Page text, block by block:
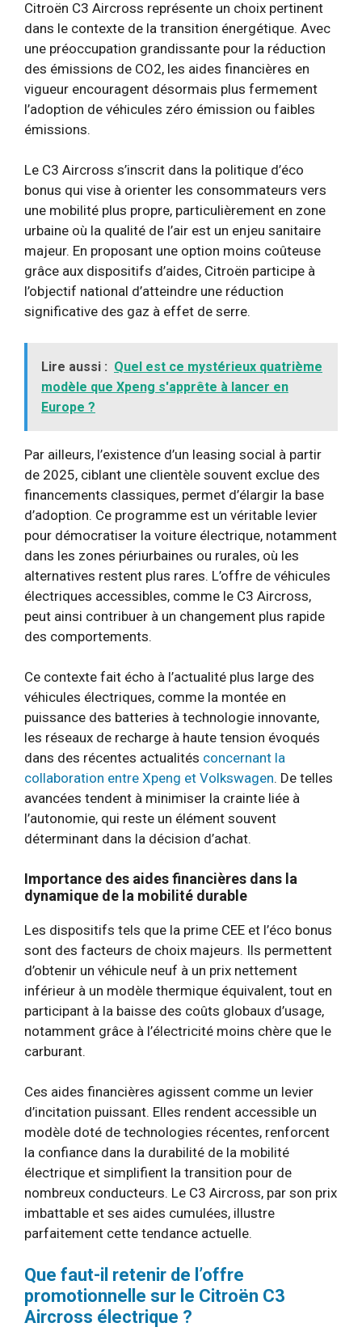
Citroën C3 Aircross représente un choix pertinent
dans le contexte de la transition énergétique. Avec
une préoccupation grandissante pour la réduction
des émissions de CO2, les aides financières en
vigueur encouragent désormais plus fermement
l’adoption de véhicules zéro émission ou faibles
émissions.
Le C3 Aircross s’inscrit dans la politique d’éco
bonus qui vise à orienter les consommateurs vers
une mobilité plus propre, particulièrement en zone
urbaine où la qualité de l’air est un enjeu sanitaire
majeur. En proposant une option moins coûteuse
grâce aux dispositifs d’aides, Citroën participe à
l’objectif national d’atteindre une réduction
significative des gaz à effet de serre.
Lire aussi : Quel est ce mystérieux quatrième
modèle que Xpeng s'apprête à lancer en
Europe ?
Par ailleurs, l’existence d’un leasing social à partir
de 2025, ciblant une clientèle souvent exclue des
financements classiques, permet d’élargir la base
d’adoption. Ce programme est un véritable levier
pour démocratiser la voiture électrique, notamment
dans les zones périurbaines ou rurales, où les
alternatives restent plus rares. L’offre de véhicules
électriques accessibles, comme le C3 Aircross,
peut ainsi contribuer à un changement plus rapide
des comportements.
Ce contexte fait écho à l’actualité plus large des
véhicules électriques, comme la montée en
puissance des batteries à technologie innovante,
les réseaux de recharge à haute tension évoqués
dans des récentes actualités concernant la
collaboration entre Xpeng et Volkswagen. De telles
avancées tendent à minimiser la crainte liée à
l’autonomie, qui reste un élément souvent
déterminant dans la décision d’achat.
Importance des aides financières dans la
dynamique de la mobilité durable
Les dispositifs tels que la prime CEE et l’éco bonus
sont des facteurs de choix majeurs. Ils permettent
d’obtenir un véhicule neuf à un prix nettement
inférieur à un modèle thermique équivalent, tout en
participant à la baisse des coûts globaux d’usage,
notamment grâce à l’électricité moins chère que le
carburant.
Ces aides financières agissent comme un levier
d’incitation puissant. Elles rendent accessible un
modèle doté de technologies récentes, renforcent
la confiance dans la durabilité de la mobilité
électrique et simplifient la transition pour de
nombreux conducteurs. Le C3 Aircross, par son prix
imbattable et ses aides cumulées, illustre
parfaitement cette tendance actuelle.
Que faut-il retenir de l’offre
promotionnelle sur le Citroën C3
Aircross électrique ?